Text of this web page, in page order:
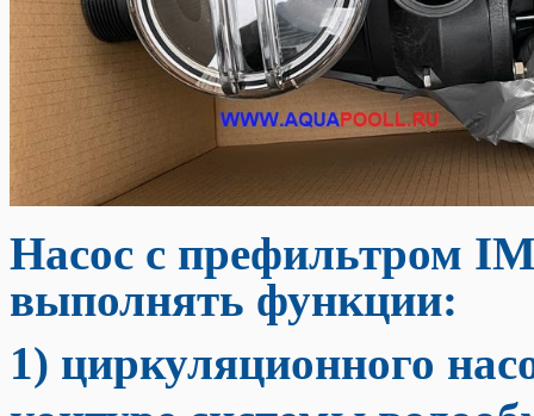
Насос с префильтром
выполнять функции:
1) циркуляционного